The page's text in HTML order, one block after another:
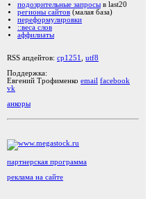
подозрительные запросы в last20
регионы сайтов (малая база)
переформулировки
::веса слов
аффилиаты
RSS апдейтов: cp1251
utf8
Поддержка:
Евгений Трофименко email facebook
vk
анкоры
партнерская программа
реклама на сайте